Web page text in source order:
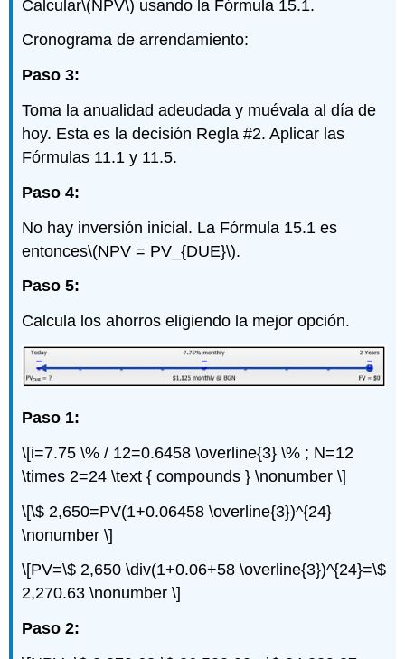
Calcular\(NPV\) usando la Fórmula 15.1.
Cronograma de arrendamiento:
Paso 3:
Toma la anualidad adeudada y muévala al día de
hoy. Esta es la decisión Regla #2. Aplicar las
Fórmulas 11.1 y 11.5.
Paso 4:
No hay inversión inicial. La Fórmula 15.1 es
entonces\(NPV = PV_{DUE}\).
Paso 5:
Calcula los ahorros eligiendo la mejor opción.
Paso 1:
\[i=7.75 \% / 12=0.6458 \overline{3} \% ; N=12
\times 2=24 \text { compounds } \nonumber \]
\[\$ 2,650=PV(1+0.06458 \overline{3})^{24}
\nonumber \]
\[PV=\$ 2,650 \div(1+0.06+58 \overline{3})^{24}=\$
2,270.63 \nonumber \]
Paso 2: